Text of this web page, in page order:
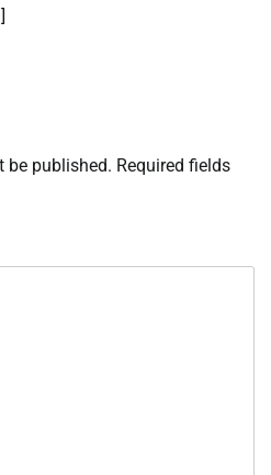
be published. Required fields